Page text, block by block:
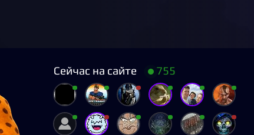
Сейчас на сайте 755